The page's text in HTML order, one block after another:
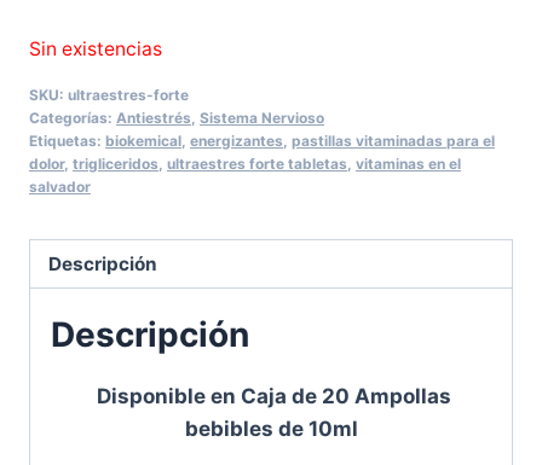
Sin existencias
SKU: ultraestres-forte
Categorías: Antiestrés, Sistema Nervioso
Etiquetas: biokemical, energizantes, pastillas vitaminadas para el
dolor, trigliceridos, ultraestres forte tabletas, vitaminas en el
salvador
Descripción
Descripción
Disponible en Caja de 20 Ampollas
bebibles de 10ml